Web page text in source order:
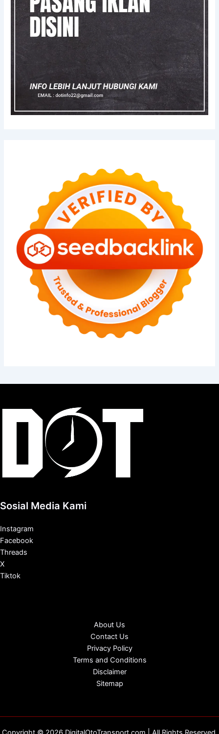
Sosial Media Kami
Instagram
Facebook
Threads
X
Tiktok
About Us
Contact Us
Privacy Policy
Terms and Conditions
Disclaimer
Sitemap